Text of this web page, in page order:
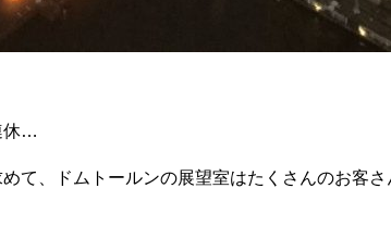
休…
て、ドムトールンの展望室はたくさんのお客